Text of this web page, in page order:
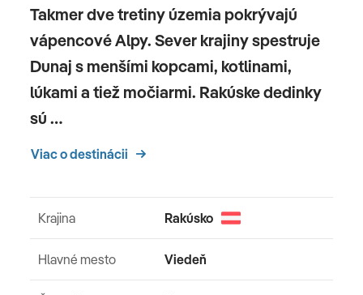
Takmer dve tretiny územia pokrývajú
vápencové Alpy. Sever krajiny spestruje
Dunaj s menšími kopcami, kotlinami,
lúkami a tiež močiarmi. Rakúske dedinky
sú …
Viac o destinácii
Krajina Rakúsko
Hlavné mesto Viedeň